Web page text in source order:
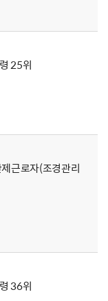
25위
근로자(조경관리
36위